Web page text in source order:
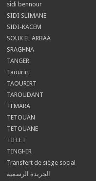
sidi bennour
SIDI SLIMANE
SIDI-KACEM
SOUK EL ARBAA
SRAGHNA
TANGER
Taourirt
TAOURIRT
TAROUDANT
TEMARA
TETOUAN
TETOUANE
TIFLET
TINGHIR
Transfert de siège social
الجريدة الرسمية